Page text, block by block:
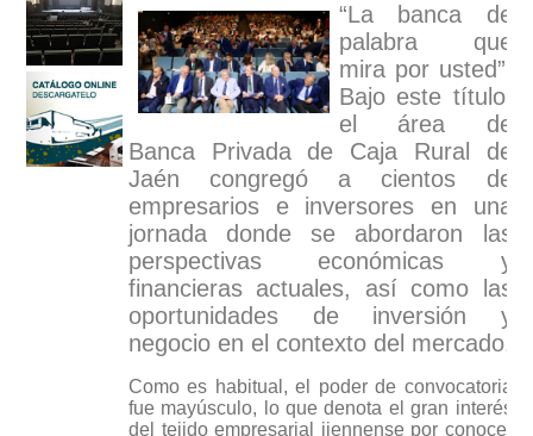
“La banca de
palabra que
mira por usted”.
Bajo este título,
el área de
Banca Privada de Caja Rural de
Jaén congregó a cientos de
empresarios e inversores en una
jornada donde se abordaron las
perspectivas económicas y
financieras actuales, así como las
oportunidades de inversión y
negocio en el contexto del mercado.
Como es habitual, el poder de convocatoria
fue mayúsculo, lo que denota el gran interés
del tejido empresarial jiennense por conocer